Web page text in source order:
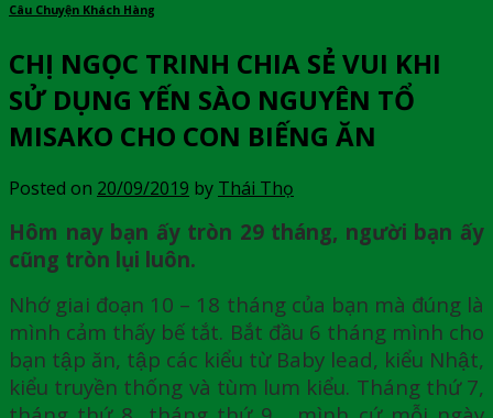
Câu Chuyện Khách Hàng
CHỊ NGỌC TRINH CHIA SẺ VUI KHI
SỬ DỤNG YẾN SÀO NGUYÊN TỔ
MISAKO CHO CON BIẾNG ĂN
Posted on 20/09/2019 by Thái Thọ
Hôm nay bạn ấy tròn 29 tháng, người bạn ấy
cũng tròn lụi luôn.
Nhớ giai đoạn 10 – 18 tháng của bạn mà đúng là
mình cảm thấy bế tắt. Bắt đầu 6 tháng mình cho
bạn tập ăn, tập các kiểu từ Baby lead, kiểu Nhật,
kiểu truyền thống và tùm lum kiểu. Tháng thứ 7,